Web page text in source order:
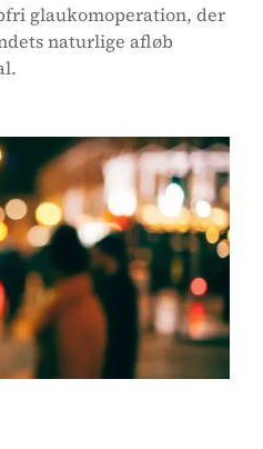
glaukomoperation, der
naturlige afløb